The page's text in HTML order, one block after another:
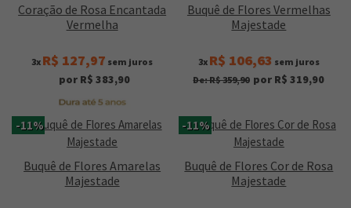
Coração de Rosa Encantada
Vermelha
3x R$ 127,97 sem juros
por R$ 383,90
Buquê de Flores Vermelhas
Majestade
3x R$ 106,63 sem juros
De: R$ 359,90 por R$ 319,90
-11%
Buquê de Flores Amarelas
Majestade
-11%
Buquê de Flores Cor de Rosa
Majestade